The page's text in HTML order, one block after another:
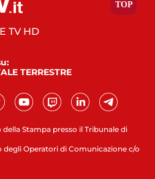
Stampa presso il Tribunale di
degli Operatori di Comunicazione c/o
TV HD
TERRESTRE